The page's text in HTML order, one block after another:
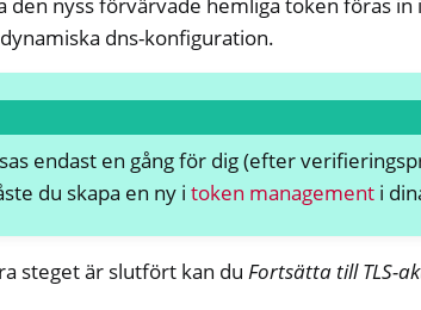
NW750
dns-konfiguration.
endast en gång för dig (efter
du skapa en ny i token managementi
steget är slutfört kan duFortsätta till TLS-